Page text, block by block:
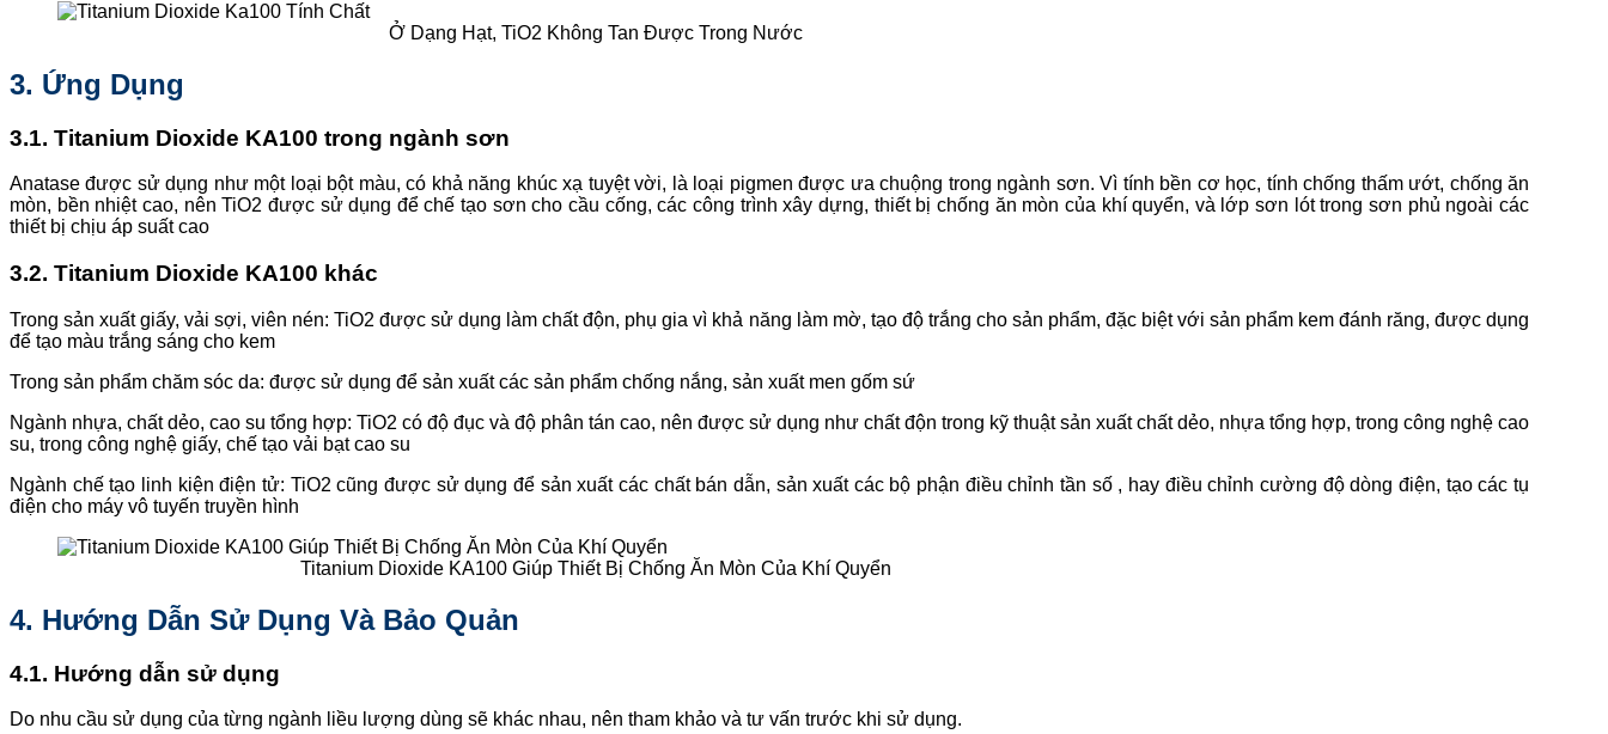
Ở Dạng Hạt, TiO2 Không Tan Được Trong Nước
3. Ứng Dụng
3.1. Titanium Dioxide KA100 trong ngành sơn
Anatase được sử dụng như một loại bột màu, có khả năng khúc xạ tuyệt vời, là loại pigmen được ưa chuộng trong ngành sơn. Vì tính bền cơ học, tính chống thấm ướt, chống ăn
mòn, bền nhiệt cao, nên TiO2 được sử dụng để chế tạo sơn cho cầu cống, các công trình xây dựng, thiết bị chống ăn mòn của khí quyển, và lớp sơn lót trong sơn phủ ngoài các
thiết bị chịu áp suất cao
3.2. Titanium Dioxide KA100 khác
Trong sản xuất giấy, vải sợi, viên nén: TiO2 được sử dụng làm chất độn, phụ gia vì khả năng làm mờ, tạo độ trắng cho sản phẩm, đặc biệt với sản phẩm kem đánh răng, được dụng
để tạo màu trắng sáng cho kem
Trong sản phẩm chăm sóc da: được sử dụng để sản xuất các sản phẩm chống nắng, sản xuất men gốm sứ
Ngành nhựa, chất dẻo, cao su tổng hợp: TiO2 có độ đục và độ phân tán cao, nên được sử dụng như chất độn trong kỹ thuật sản xuất chất dẻo, nhựa tổng hợp, trong công nghệ cao
su, trong công nghệ giấy, chế tạo vải bạt cao su
Ngành chế tạo linh kiện điện tử: TiO2 cũng được sử dụng để sản xuất các chất bán dẫn, sản xuất các bộ phận điều chỉnh tần số , hay điều chỉnh cường độ dòng điện, tạo các tụ
điện cho máy vô tuyến truyền hình
Titanium Dioxide KA100 Giúp Thiết Bị Chống Ăn Mòn Của Khí Quyển
4. Hướng Dẫn Sử Dụng Và Bảo Quản
4.1. Hướng dẫn sử dụng
Do nhu cầu sử dụng của từng ngành liều lượng dùng sẽ khác nhau, nên tham khảo và tư vấn trước khi sử dụng.